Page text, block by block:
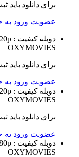
برای دانلود باید
عضویت ورود
دوبله کیفیت : WEB-DL 720p
OXYMOVIES
برای دانلود باید
عضویت ورود
دوبله کیفیت : WEB-DL 720p
OXYMOVIES
برای دانلود باید
عضویت ورود
دوبله کیفیت : WEB-DL 480p
OXYMOVIES